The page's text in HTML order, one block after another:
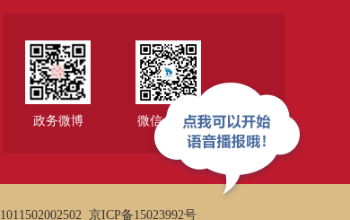
政务微博 微信公众号
京ICP备15023992号